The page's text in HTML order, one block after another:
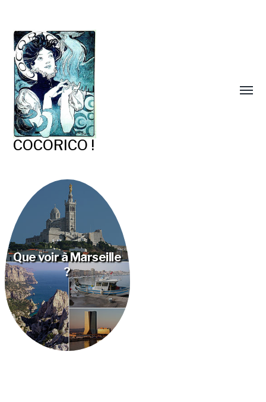
COCORICO !
Que voir à Marseille
?